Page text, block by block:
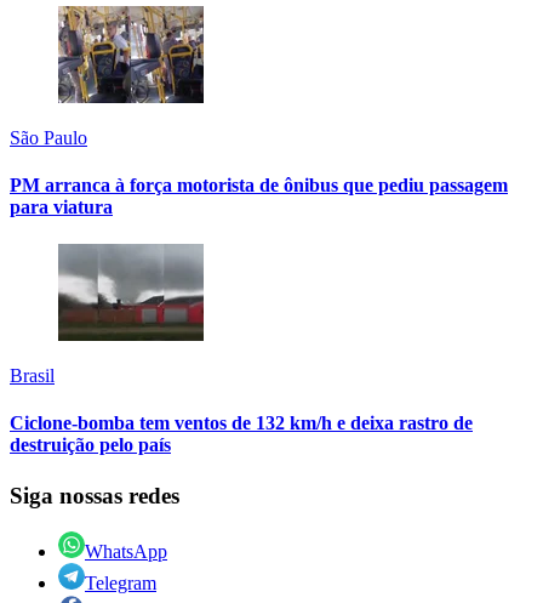
São Paulo
PM arranca à força motorista de ônibus que pediu passagem
para viatura
Brasil
Ciclone-bomba tem ventos de 132 km/h e deixa rastro de
destruição pelo país
Siga nossas redes
WhatsApp
Telegram